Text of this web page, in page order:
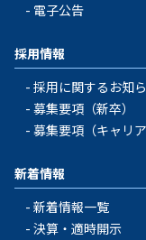
電子公告
採用情報
採用に関するお知
募集要項（新卒）
募集要項（キャリア
新着情報
新着情報一覧
決算・適時開示